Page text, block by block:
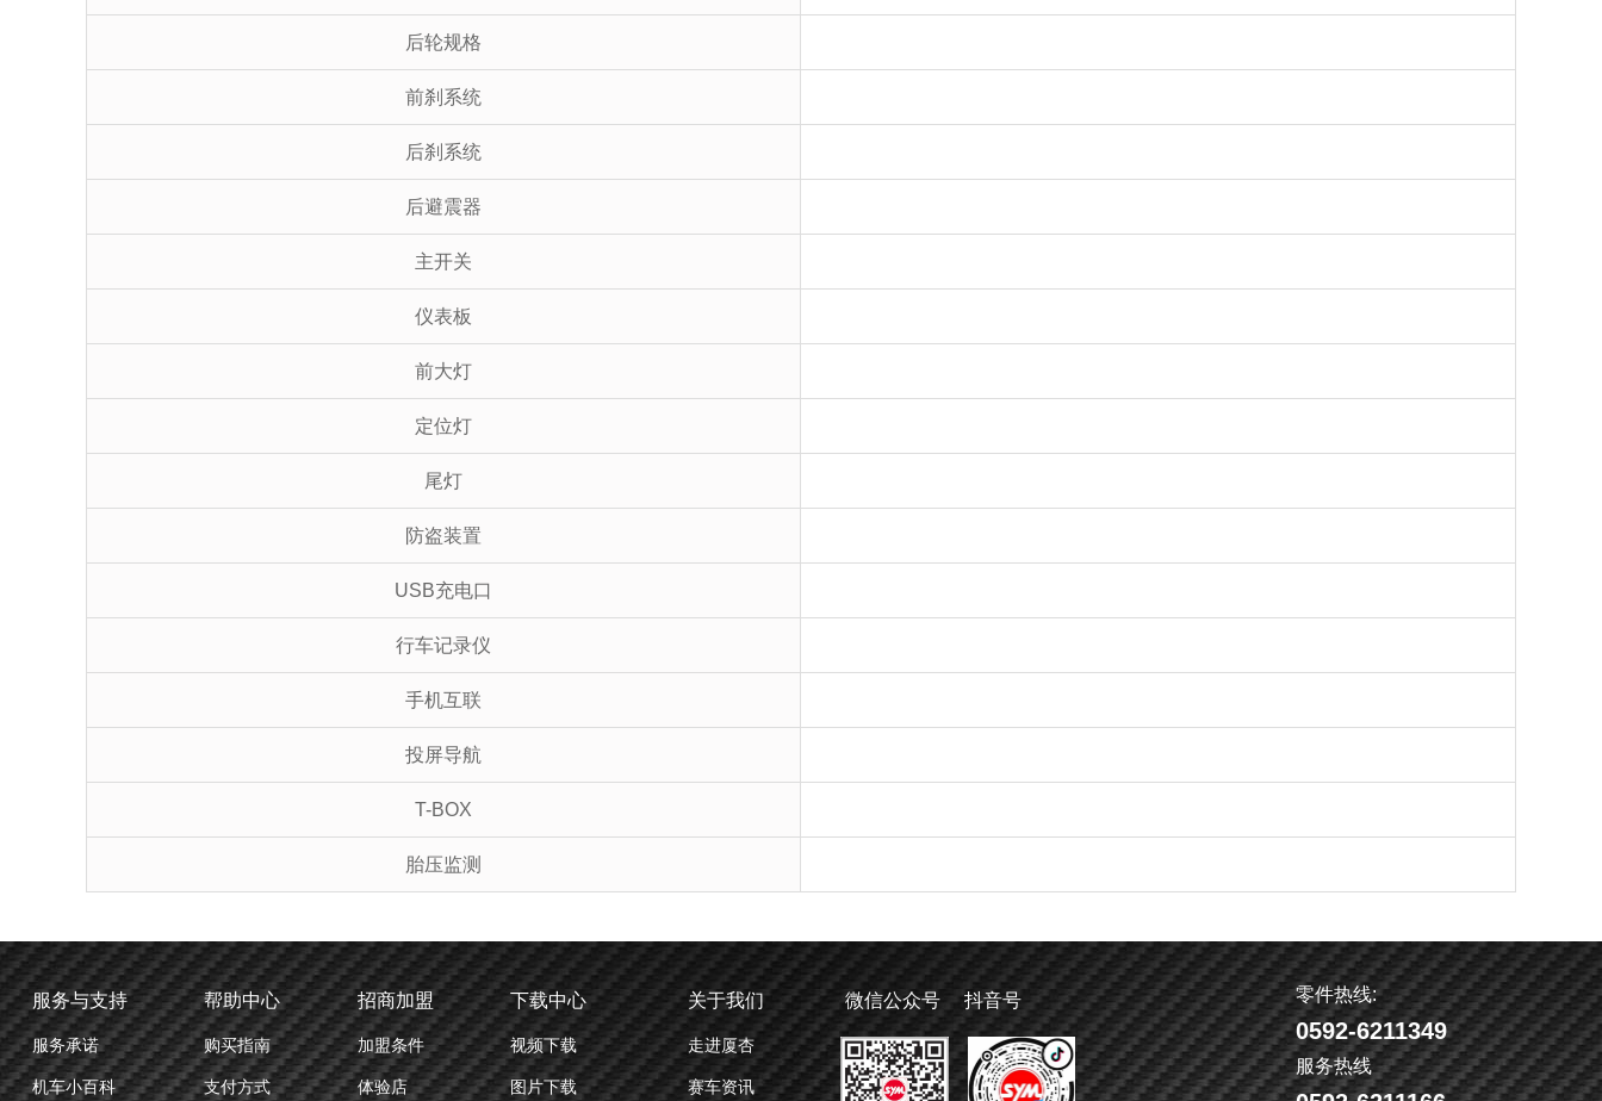
后轮规格
前刹系统
后刹系统
后避震器
主开关
仪表板
前大灯
定位灯
尾灯
防盗装置
USB充电口
行车记录仪
手机互联
投屏导航
T-BOX
胎压监测
服务与支持
服务承诺
机车小百科
帮助中心
购买指南
支付方式
招商加盟
加盟条件
体验店
下载中心
视频下载
图片下载
关于我们
走进厦杏
赛车资讯
微信公众号 抖音号 零件热线:
0592-6211349
服务热线